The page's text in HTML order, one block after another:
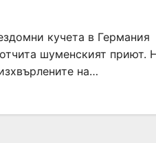
кучета в Германия
шуменският приют.
на…